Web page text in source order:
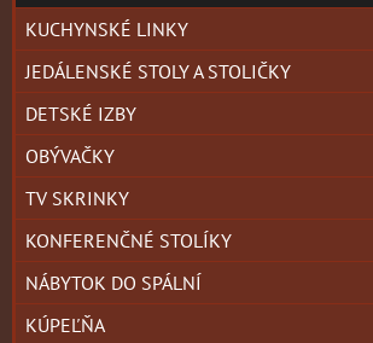
KUCHYNSKÉ LINKY
JEDÁLENSKÉ STOLY A STOLIČKY
DETSKÉ IZBY
OBÝVAČKY
TV SKRINKY
KONFERENČNÉ STOLÍKY
NÁBYTOK DO SPÁLNÍ
KÚPEĽŇA